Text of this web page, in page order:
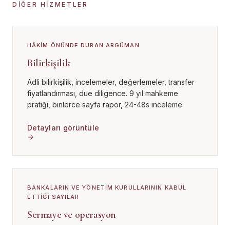
DIĞER HIZMETLER
HÂKIM ÖNÜNDE DURAN ARGÜMAN
Bilirkişilik
Adli bilirkişilik, incelemeler, değerlemeler, transfer
fiyatlandırması, due diligence. 9 yıl mahkeme
pratiği, binlerce sayfa rapor, 24-48s inceleme.
Detayları görüntüle
BANKALARIN VE YÖNETIM KURULLARININ KABUL
ETTIĞI SAYILAR
Sermaye ve operasyon